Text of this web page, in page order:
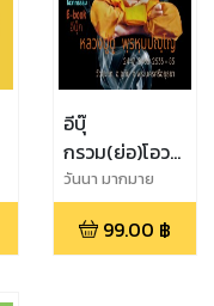
อีบุ๊
กรวม(ย่อ)โอวาท
ธรรมหลวงปู่ดู่
พรหมปัญโญ
วันนา มากมาย
99.00 ฿